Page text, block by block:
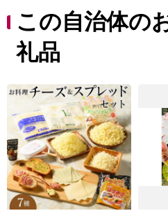
港として栄えていました。
交通の要として人の往来も多
「小津の泊」「小津の浦なる
名で登場する名称の地です。
ことができます。
産業では明治18年頃から欧州
造が始まり、一大産地となり
今でも国産毛布生産量の約9割
まち」です。
また、立地条件を活かし、ト
ニット素材の生産地としても
糸から製品まで、一貫してこ
高いものづくりを行っています
この自治体の
礼品